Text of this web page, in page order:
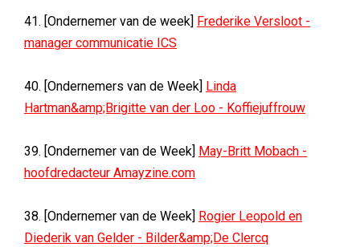
41. [Ondernemer van de week] Frederike Versloot -
manager communicatie ICS
40. [Ondernemers van de Week] Linda
Hartman&amp;Brigitte van der Loo - Koffiejuffrouw
39. [Ondernemer van de Week] May-Britt Mobach -
hoofdredacteur Amayzine.com
38. [Ondernemer van de Week] Rogier Leopold en
Diederik van Gelder - Bilder&amp;De Clercq